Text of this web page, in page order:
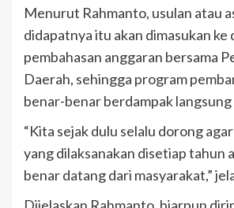
Menurut Rahmanto, usulan atau
didapatnya itu akan dimasukan ke
pembahasan anggaran bersama
Daerah, sehingga program
benar-benar berdampak langsung
“Kita sejak dulu selalu dorong
yang dilaksanakan disetiap tahun
benar datang dari masyarakat,”